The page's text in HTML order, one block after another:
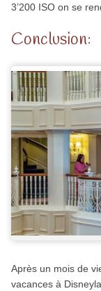
3’200 ISO on se
Conclusion:
Après un mois de
vacances à